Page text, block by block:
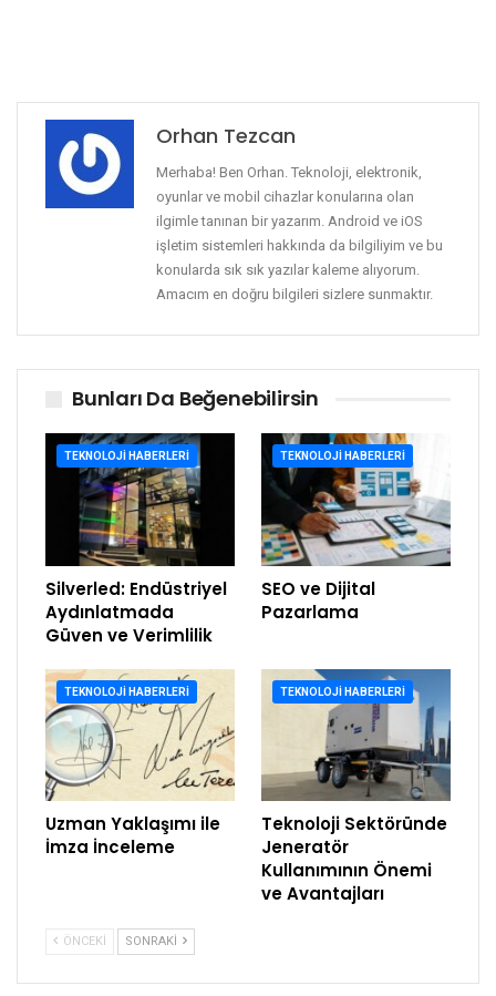
Orhan Tezcan
Merhaba! Ben Orhan. Teknoloji, elektronik,
oyunlar ve mobil cihazlar konularına olan
ilgimle tanınan bir yazarım. Android ve iOS
işletim sistemleri hakkında da bilgiliyim ve bu
konularda sık sık yazılar kaleme alıyorum.
Amacım en doğru bilgileri sizlere sunmaktır.
Bunları Da Beğenebilirsin
TEKNOLOJI HABERLERI
Silverled: Endüstriyel
Aydınlatmada
Güven ve Verimlilik
TEKNOLOJI HABERLERI
SEO ve Dijital
Pazarlama
TEKNOLOJI HABERLERI
Uzman Yaklaşımı ile
İmza İnceleme
TEKNOLOJI HABERLERI
Teknoloji Sektöründe
Jeneratör
Kullanımının Önemi
ve Avantajları
ÖNCEKI SONRAKI